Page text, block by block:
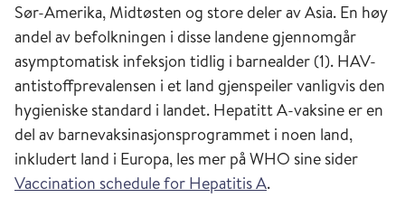
Norge
Sykdommen hadde stor utbredelse i Norge før
siste verdenskrig, utbrudd var ofte forårsaket av
forurenset drikkevann. Epidemisk gulsott var en
vanlig barnesykdom i Norge fram til første
halvdel av 1900-tallet. I dag har kun en liten del
Sør-Amerika, Midtøsten og store deler av Asia. En høy
andel av befolkningen i disse landene gjennomgår
asymptomatisk infeksjon tidlig i barnealder (1). HAV-
antistoffprevalensen i et land gjenspeiler vanligvis den
hygieniske standard i landet. Hepatitt A-vaksine er en
del av barnevaksinasjonsprogrammet i noen land,
inkludert land i Europa, les mer på WHO sine sider
Vaccination schedule for Hepatitis A.